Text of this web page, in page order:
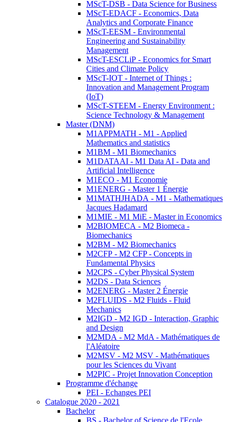
MScT-DSB - Data Science for Business
MScT-EDACF - Economics, Data
Analytics and Corporate Finance
MScT-EESM - Environmental
Engineering and Sustainability
Management
MScT-ESCLiP - Economics for Smart
Cities and Climate Policy
MScT-IOT - Internet of Things :
Innovation and Management Program
(IoT)
MScT-STEEM - Energy Environment :
Science Technology & Management
Master (DNM)
M1APPMATH - M1 - Applied
Mathematics and statistics
M1BM - M1 Biomechanics
M1DATAAI - M1 Data AI - Data and
Artificial Intelligence
M1ECO - M1 Economie
M1ENERG - Master 1 Énergie
M1MATHJHADA - M1 - Mathematiques
Jacques Hadamard
M1MIE - M1 MiE - Master in Economics
M2BIOMECA - M2 Biomeca -
Biomechanics
M2BM - M2 Biomechanics
M2CFP - M2 CFP - Concepts in
Fundamental Physics
M2CPS - Cyber Physical System
M2DS - Data Sciences
M2ENERG - Master 2 Énergie
M2FLUIDS - M2 Fluids - Fluid
Mechanics
M2IGD - M2 IGD - Interaction, Graphic
and Design
M2MDA - M2 MdA - Mathématiques de
l'Aléatoire
M2MSV - M2 MSV - Mathématiques
pour les Sciences du Vivant
M2PIC - Projet Innovation Conception
Programme d'échange
PEI - Echanges PEI
Catalogue 2020 - 2021
Bachelor
BS - Bachelor of Science de l'Ecole